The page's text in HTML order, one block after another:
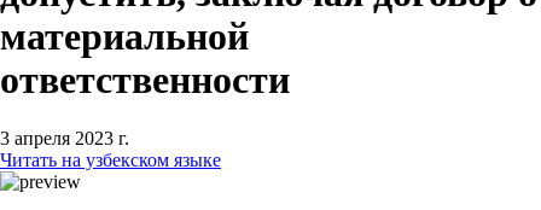
материальной
ответственности
3 апреля 2023 г.
Читать на узбекском языке